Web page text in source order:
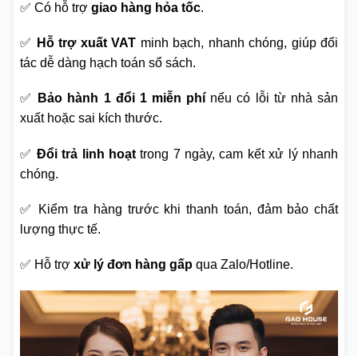
✅ Có hỗ trợ giao hàng hỏa tốc.
✅ Hỗ trợ xuất VAT minh bạch, nhanh chóng, giúp đối
tác dễ dàng hạch toán sổ sách.
✅ Bảo hành 1 đổi 1 miễn phí nếu có lỗi từ nhà sản
xuất hoặc sai kích thước.
✅ Đổi trả linh hoạttrong 7 ngày, cam kết xử lý nhanh
chóng.
✅ Kiểm tra hàng trước khi thanh toán, đảm bảo chất
lượng thực tế.
✅ Hỗ trợ xử lý đơn hàng gấp qua Zalo/Hotline.